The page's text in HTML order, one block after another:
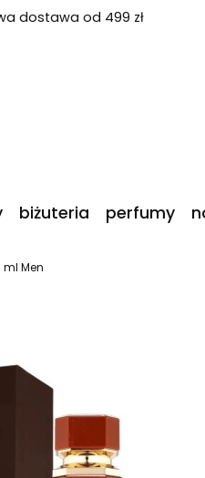
dostawa od 499 zł
biżuteria perfumy
ml Men